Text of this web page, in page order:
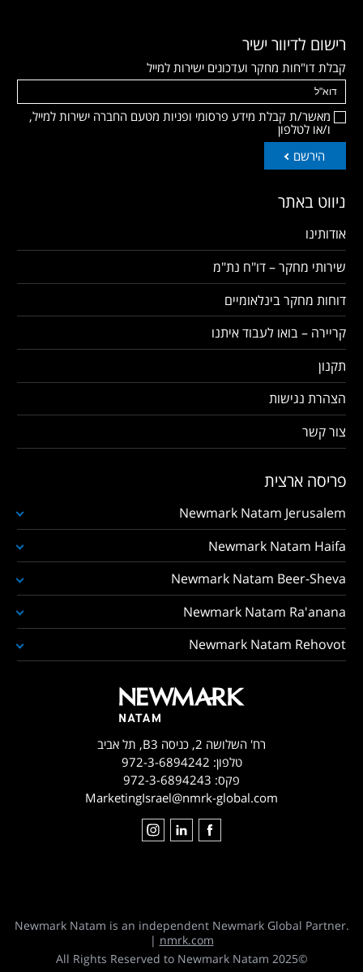
רישום לדיוור ישיר
קבלת דו"חות מחקר ועדכונים ישירות למייל
מאשר/ת קבלת מידע פרסומי ופניות מטעם החברה ישירות למייל,
ו/או לטלפון
הירשם
ניווט באתר
אודותינו
שירותי מחקר – דו"ח נת"מ
דוחות מחקר בינלאומיים
קריירה – בואו לעבוד איתנו
תקנון
הצהרת נגישות
צור קשר
פריסה ארצית
Newmark Natam Jerusalem
Newmark Natam Haifa
Newmark Natam Beer-Sheva
Newmark Natam Ra'anana
Newmark Natam Rehovot
רח' השלושה 2, כניסה B3, תל אביב
טלפון: 972-3-6894242
פקס: 972-3-6894243
MarketingIsrael@nmrk-global.com
Newmark Natam is an independent Newmark Global Partner.
| nmrk.com
©2025 All Rights Reserved to Newmark Natam